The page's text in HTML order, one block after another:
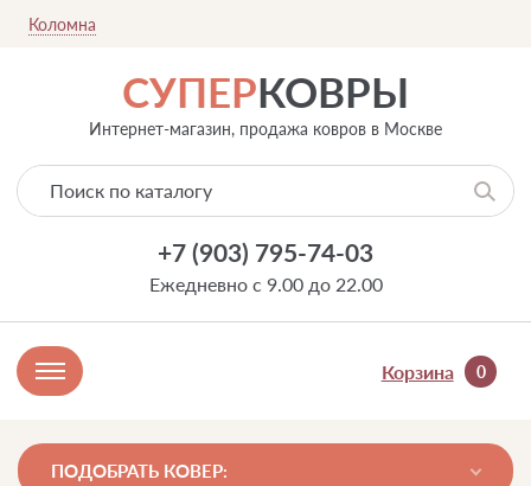
Коломна
СУПЕРКОВРЫ
Интернет-магазин, продажа ковров в Москве
+7 (903) 795-74-03
Ежедневно с 9.00 до 22.00
Корзина 0
ПОДОБРАТЬ КОВЕР: